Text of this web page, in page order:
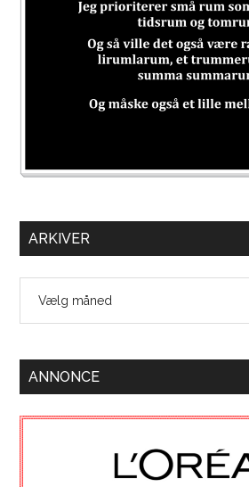
ARKIVER
ANNONCE